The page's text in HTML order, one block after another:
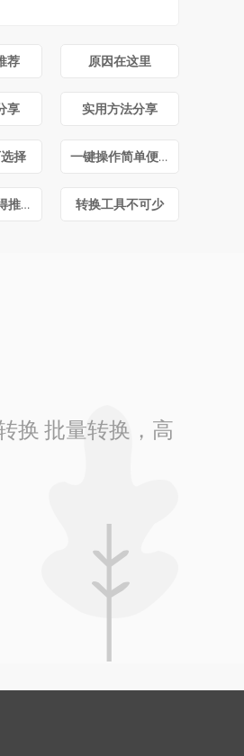
荐 原因在这里
享 实用方法分享
择 一键操作简单便捷
实用方法值得推荐 转换工具不可少
换 批量转换，高